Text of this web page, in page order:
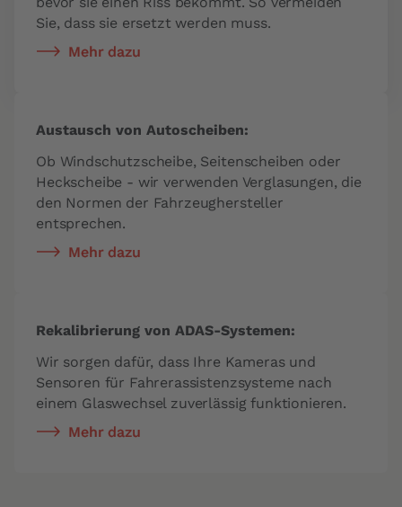
Sie, dass sie ersetzt werden muss.
Mehr dazu
Austausch von Autoscheiben:
Ob Windschutzscheibe, Seitenscheiben oder
Heckscheibe - wir verwenden Verglasungen, die
den Normen der Fahrzeughersteller
entsprechen.
Mehr dazu
Rekalibrierung von ADAS-Systemen:
Wir sorgen dafür, dass Ihre Kameras und
Sensoren für Fahrerassistenzsysteme nach
einem Glaswechsel zuverlässig funktionieren.
Mehr dazu